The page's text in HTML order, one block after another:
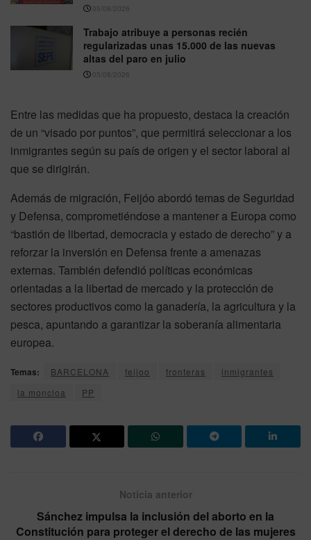
05/08/2026
Trabajo atribuye a personas recién
regularizadas unas 15.000 de las nuevas
altas del paro en julio
05/08/2026
Entre las medidas que ha propuesto, destaca la creación
de un “visado por puntos”, que permitirá seleccionar a los
inmigrantes según su país de origen y el sector laboral al
que se dirigirán.
Además de migración, Feijóo abordó temas de Seguridad
y Defensa, comprometiéndose a mantener a Europa como
“bastión de libertad, democracia y estado de derecho” y a
reforzar la inversión en Defensa frente a amenazas
externas. También defendió políticas económicas
orientadas a la libertad de mercado y la protección de
sectores productivos como la ganadería, la agricultura y la
pesca, apuntando a garantizar la soberanía alimentaria
europea.
Temas: BARCELONA feijoo fronteras
inmigrantes
la moncloa
PP
Noticia anterior
Sánchez impulsa la inclusión del aborto en la
Constitución para proteger el derecho de las mujeres